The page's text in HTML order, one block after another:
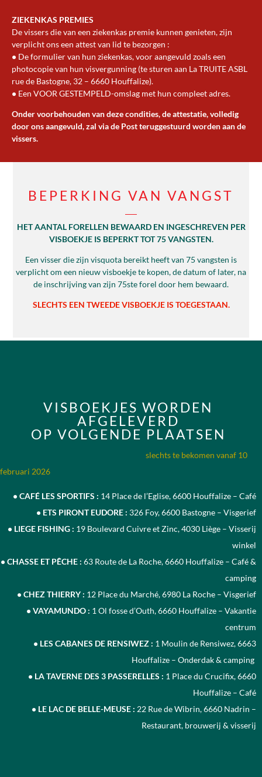
ZIEKENKAS PREMIES
De vissers die van een ziekenkas premie kunnen genieten, zijn
verplicht ons een attest van lid te bezorgen :
• De formulier van hun ziekenkas, voor aangevuld zoals een
photocopie van hun visvergunning (te sturen aan La TRUITE ASBL
rue de Bastogne, 32 – 6660 Houffalize).
• Een VOOR GESTEMPELD-omslag met hun compleet adres.
Onder voorbehouden van deze condities, de attestatie, volledig
door ons aangevuld, zal via de Post teruggestuurd worden aan de
vissers.
BEPERKING VAN VANGST
HET AANTAL FORELLEN BEWAARD EN INGESCHREVEN PER
VISBOEKJE IS BEPERKT TOT 75 VANGSTEN.
Een visser die zijn visquota bereikt heeft van 75 vangsten is
verplicht om een nieuw visboekje te kopen, de datum of later, na
de inschrijving van zijn 75ste forel door hem bewaard.
SLECHTS EEN TWEEDE VISBOEKJE IS TOEGESTAAN.
VISBOEKJES WORDEN
AFGELEVERD
OP VOLGENDE PLAATSEN
slechts te bekomen vanaf 10
februari 2026
• CAFÉ LES SPORTIFS : 14 Place de l’Eglise, 6600 Houffalize – Café
• ETS PIRONT EUDORE : 326 Foy, 6600 Bastogne – Visgerief
• LIEGE FISHING : 19 Boulevard Cuivre et Zinc, 4030 Liège – Visserij
winkel
• CHASSE ET PÊCHE : 63 Route de La Roche, 6660 Houffalize – Café &
camping
• CHEZ THIERRY : 12 Place du Marché, 6980 La Roche – Visgerief
• VAYAMUNDO : 1 Ol fosse d’Outh, 6660 Houffalize – Vakantie
centrum
• LES CABANES DE RENSIWEZ : 1 Moulin de Rensiwez, 6663
Houffalize – Onderdak & camping
• LA TAVERNE DES 3 PASSERELLES : 1 Place du Crucifix, 6660
Houffalize – Café
• LE LAC DE BELLE-MEUSE : 22 Rue de Wibrin, 6660 Nadrin –
Restaurant, brouwerij & visserij